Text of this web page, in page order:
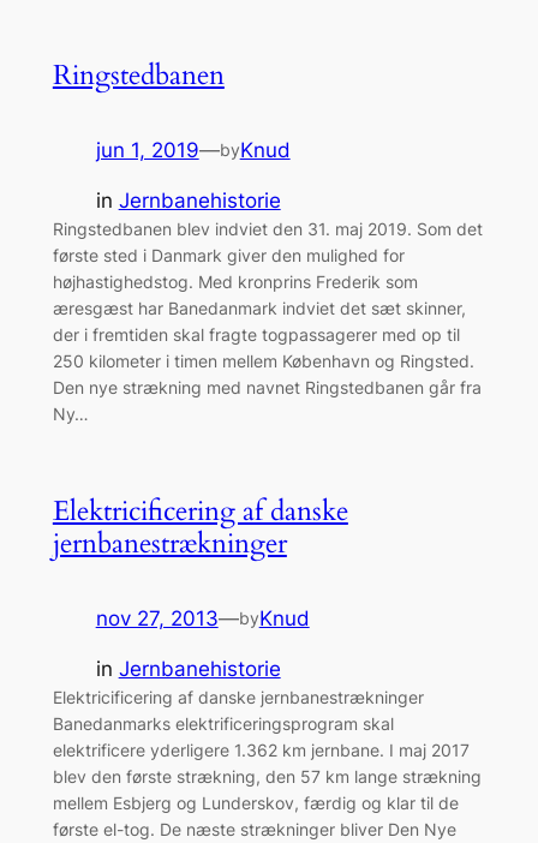
Ringstedbanen
jun 1, 2019—byKnud
in Jernbanehistorie
Ringstedbanen blev indviet den 31. maj 2019. Som det
første sted i Danmark giver den mulighed for
højhastighedstog. Med kronprins Frederik som
æresgæst har Banedanmark indviet det sæt skinner,
der i fremtiden skal fragte togpassagerer med op til
250 kilometer i timen mellem København og Ringsted.
Den nye strækning med navnet Ringstedbanen går fra
Ny…
Elektricificering af danske
jernbanestrækninger
nov 27, 2013—byKnud
in Jernbanehistorie
Elektricificering af danske jernbanestrækninger
Banedanmarks elektrificeringsprogram skal
elektrificere yderligere 1.362 km jernbane. I maj 2017
blev den første strækning, den 57 km lange strækning
mellem Esbjerg og Lunderskov, færdig og klar til de
første el-tog. De næste strækninger bliver Den Nye